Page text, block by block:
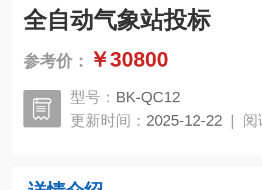
全自动气象站投标
参考价： ￥30800
型号： BK-QC12
更新时间： 2025-12-22 | 阅